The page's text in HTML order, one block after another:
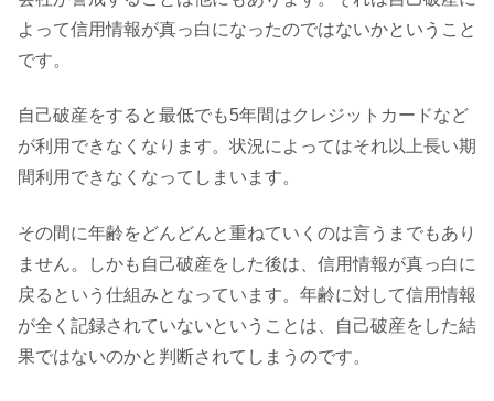
よって信用情報が真っ白になったのではないかということ
です。
自己破産をすると最低でも5年間はクレジットカードなど
が利用できなくなります。状況によってはそれ以上長い期
間利用できなくなってしまいます。
その間に年齢をどんどんと重ねていくのは言うまでもあり
ません。しかも自己破産をした後は、信用情報が真っ白に
戻るという仕組みとなっています。年齢に対して信用情報
が全く記録されていないということは、自己破産をした結
果ではないのかと判断されてしまうのです。